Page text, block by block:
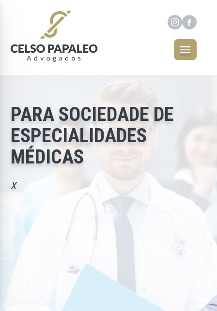
PARA SOCIEDADE DE
ESPECIALIDADES
MÉDICAS
x